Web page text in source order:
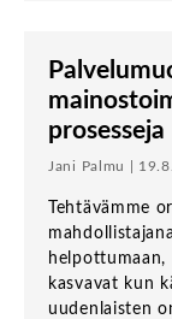
prosesseja
Jani Palmu |
Tehtävämme
kasvavat kun
uudenlaisten